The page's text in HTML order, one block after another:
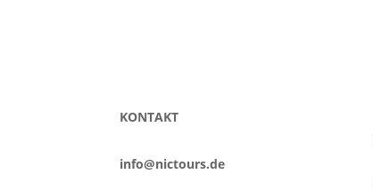
KONTAKT
info@nictours.de